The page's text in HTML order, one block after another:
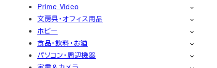
Prime Video
文房具・オフィス用品
ホビー
食品・飲料・お酒
パソコン・周辺機器